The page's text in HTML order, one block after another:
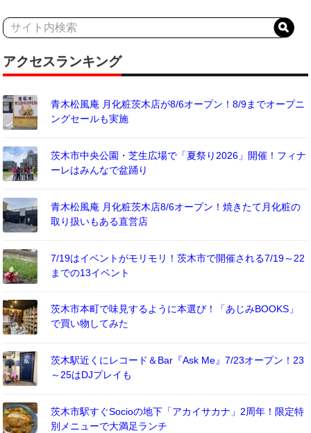
アクセスランキング
青木松風庵 月化粧茨木店が8/6オープン！8/9までオープニ
ングセールも実施
茨木市中央公園・芝生広場で「夏祭り2026」開催！フィナ
ーレはみんなで盆踊り
青木松風庵 月化粧茨木店8/6オープン！焼きたて月化粧の
取り扱いもある直営店
7/19はイベントがモリモリ！茨木市で開催される7/19～22
までの13イベント
茨木市本町で味見するように本選び！「あじみBOOKS」
で買い物してみた
茨木駅近くにレコード＆Bar『Ask Me』7/23オープン！23
～25はDJプレイも
茨木市駅すぐSocioの地下「アカイサカナ」2周年！限定特
別メニューで大満足ランチ